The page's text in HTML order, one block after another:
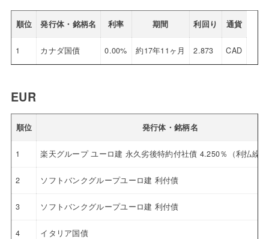
順位 発行体・銘柄名 利率 期間 利回り 通貨
1 カナダ国債 0.00% 約17年11ヶ月 2.873 CAD
EUR
順位 発行体・銘柄名
1 楽天グループ ユーロ建 永久劣後特約付社債 4.250％（利払繰
2 ソフトバンクグループユーロ建 利付債
3 ソフトバンクグループユーロ建 利付債
4 イタリア国債